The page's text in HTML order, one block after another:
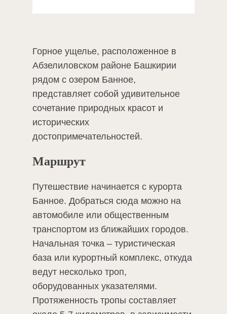
Горное ущелье, расположенное в
Абзелиловском районе Башкирии
рядом с озером Банное,
представляет собой удивительное
сочетание природных красот и
исторических
достопримечательностей.
Маршрут
Путешествие начинается с курорта
Банное. Добраться сюда можно на
автомобиле или общественным
транспортом из ближайших городов.
Начальная точка – туристическая
база или курортный комплекс, откуда
ведут несколько троп,
оборудованных указателями.
Протяженность тропы составляет